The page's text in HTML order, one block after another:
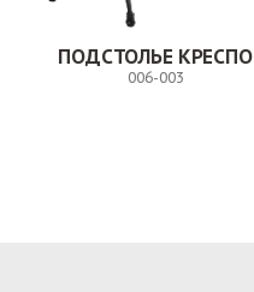
ПОДСТОЛЬЕ КРЕСПО
006-003